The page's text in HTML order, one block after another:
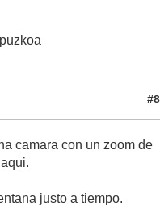
#8
camara con un zoom de
justo a tiempo.